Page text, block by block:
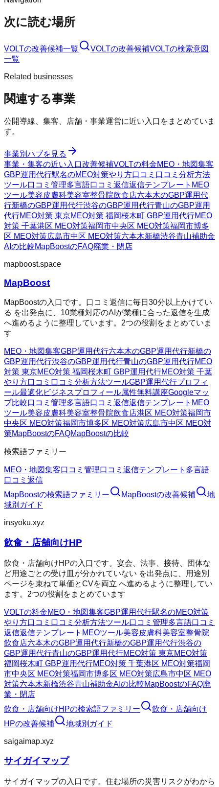
次に読む場所
VOLTの改善候補一覧 VOLTの改善候補VOLTの検索意図
一覧
Related businesses
関連する事業
公開導線、集客、店舗・事業運営に近い入口をまとめていま
す。
事業別ハブを見る
事業・集客の近い入口改善候補VOLTの料金MEO・地図集客
GBP運用代行駅名のMEO対策やり方口コミ 口コミ分析方法
ツール口コミ管理多言語口コミ返信返信テンプレート MEO
ツール美容皮膚科美容室整骨院飲食店六本木のGBP運用代
行新橋のGBP運用代行渋谷のGBP運用代行青山のGBP運用
代行MEO対策 東京MEO対策 福岡桜木町 GBP運用代行MEO
対策 千葉港区 MEO対策福岡市中央区 MEO対策福岡市博多
区 MEO対策広島市中区 MEO対策六本木新橋渋谷青山補助金
AIの比較MapBoostのFAQ廃業・閉店
mapboost.space
MapBoost
MapBoostの入口です。口コミ返信に毎日30分以上かけてい
る を出発点に、10業種対応のAIが業種に合った返信を生成
へ進めるように整理しています。2つの役割をまとめていま
す
MEO・地図集客GBP運用代行六本木のGBP運用代行新橋の
GBP運用代行渋谷のGBP運用代行青山のGBP運用代行MEO
対策 東京MEO対策 福岡桜木町 GBP運用代行MEO対策 千葉
やり方口コミ 口コミ分析方法ツールGBP運用代行プロフィ
ール最適化ビジネスプロフィール属性無料講座Googleマッ
プ比較口コミ管理多言語口コミ返信返信テンプレート MEO
ツール美容皮膚科美容室整骨院飲食店港区 MEO対策福岡市
中央区 MEO対策福岡市博多区 MEO対策広島市中区 MEO対
策MapBoostのFAQMapBoostの比較
検索語ファミリー
MEO・地図集客口コミ管理口コミ返信テンプレート 多言語
口コミ返信
MapBoostの検索語ファミリー MapBoostの改善候補
地
域別ガイド
insyoku.xyz
飲食・店舗向けHP
飲食・店舗向けHPの入口です。宴会、法事、接待、団体な
ど用途ごとの受け皿が分かれていない を出発点に、用途別
ページを束ねて単価とCVを両立 へ進めるように整理してい
ます。2つの役割をまとめています
VOLTの料金MEO・地図集客GBP運用代行駅名のMEO対策
やり方口コミ 口コミ分析方法ツール口コミ管理多言語口コミ
返信返信テンプレート MEOツール美容皮膚科美容室整骨院
飲食店六本木のGBP運用代行新橋のGBP運用代行渋谷の
GBP運用代行青山のGBP運用代行MEO対策 東京MEO対策
福岡桜木町 GBP運用代行MEO対策 千葉港区 MEO対策福岡
市中央区 MEO対策福岡市博多区 MEO対策広島市中区 MEO
対策六本木新橋渋谷青山補助金AIの比較MapBoostのFAQ廃
業・閉店
飲食・店舗向けHPの検索語ファミリー
飲食・店舗向け
HPの改善候補 地域別ガイド
saigaimap.xyz
サイガイマップ
サイガイマップの入口です。住む場所の災害リスクがわから